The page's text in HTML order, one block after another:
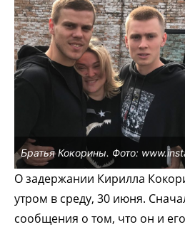
Братья Кокорины. Фото:
О задержании Кирилла
утром в среду, 30 июня.
сообщения о том, что он и